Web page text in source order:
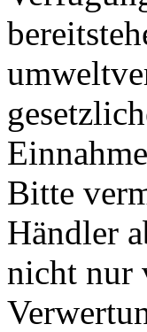
Bitte
Händler
nicht nur